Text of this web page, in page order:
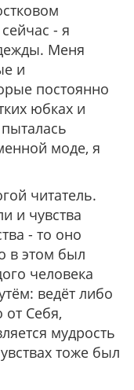
- я
Меня
и
постоянно
юбках и
моде, я
читатель.
и чувства
- то оно
в этом был
человека
ведёт либо
от Себя,
мудрость
тоже был